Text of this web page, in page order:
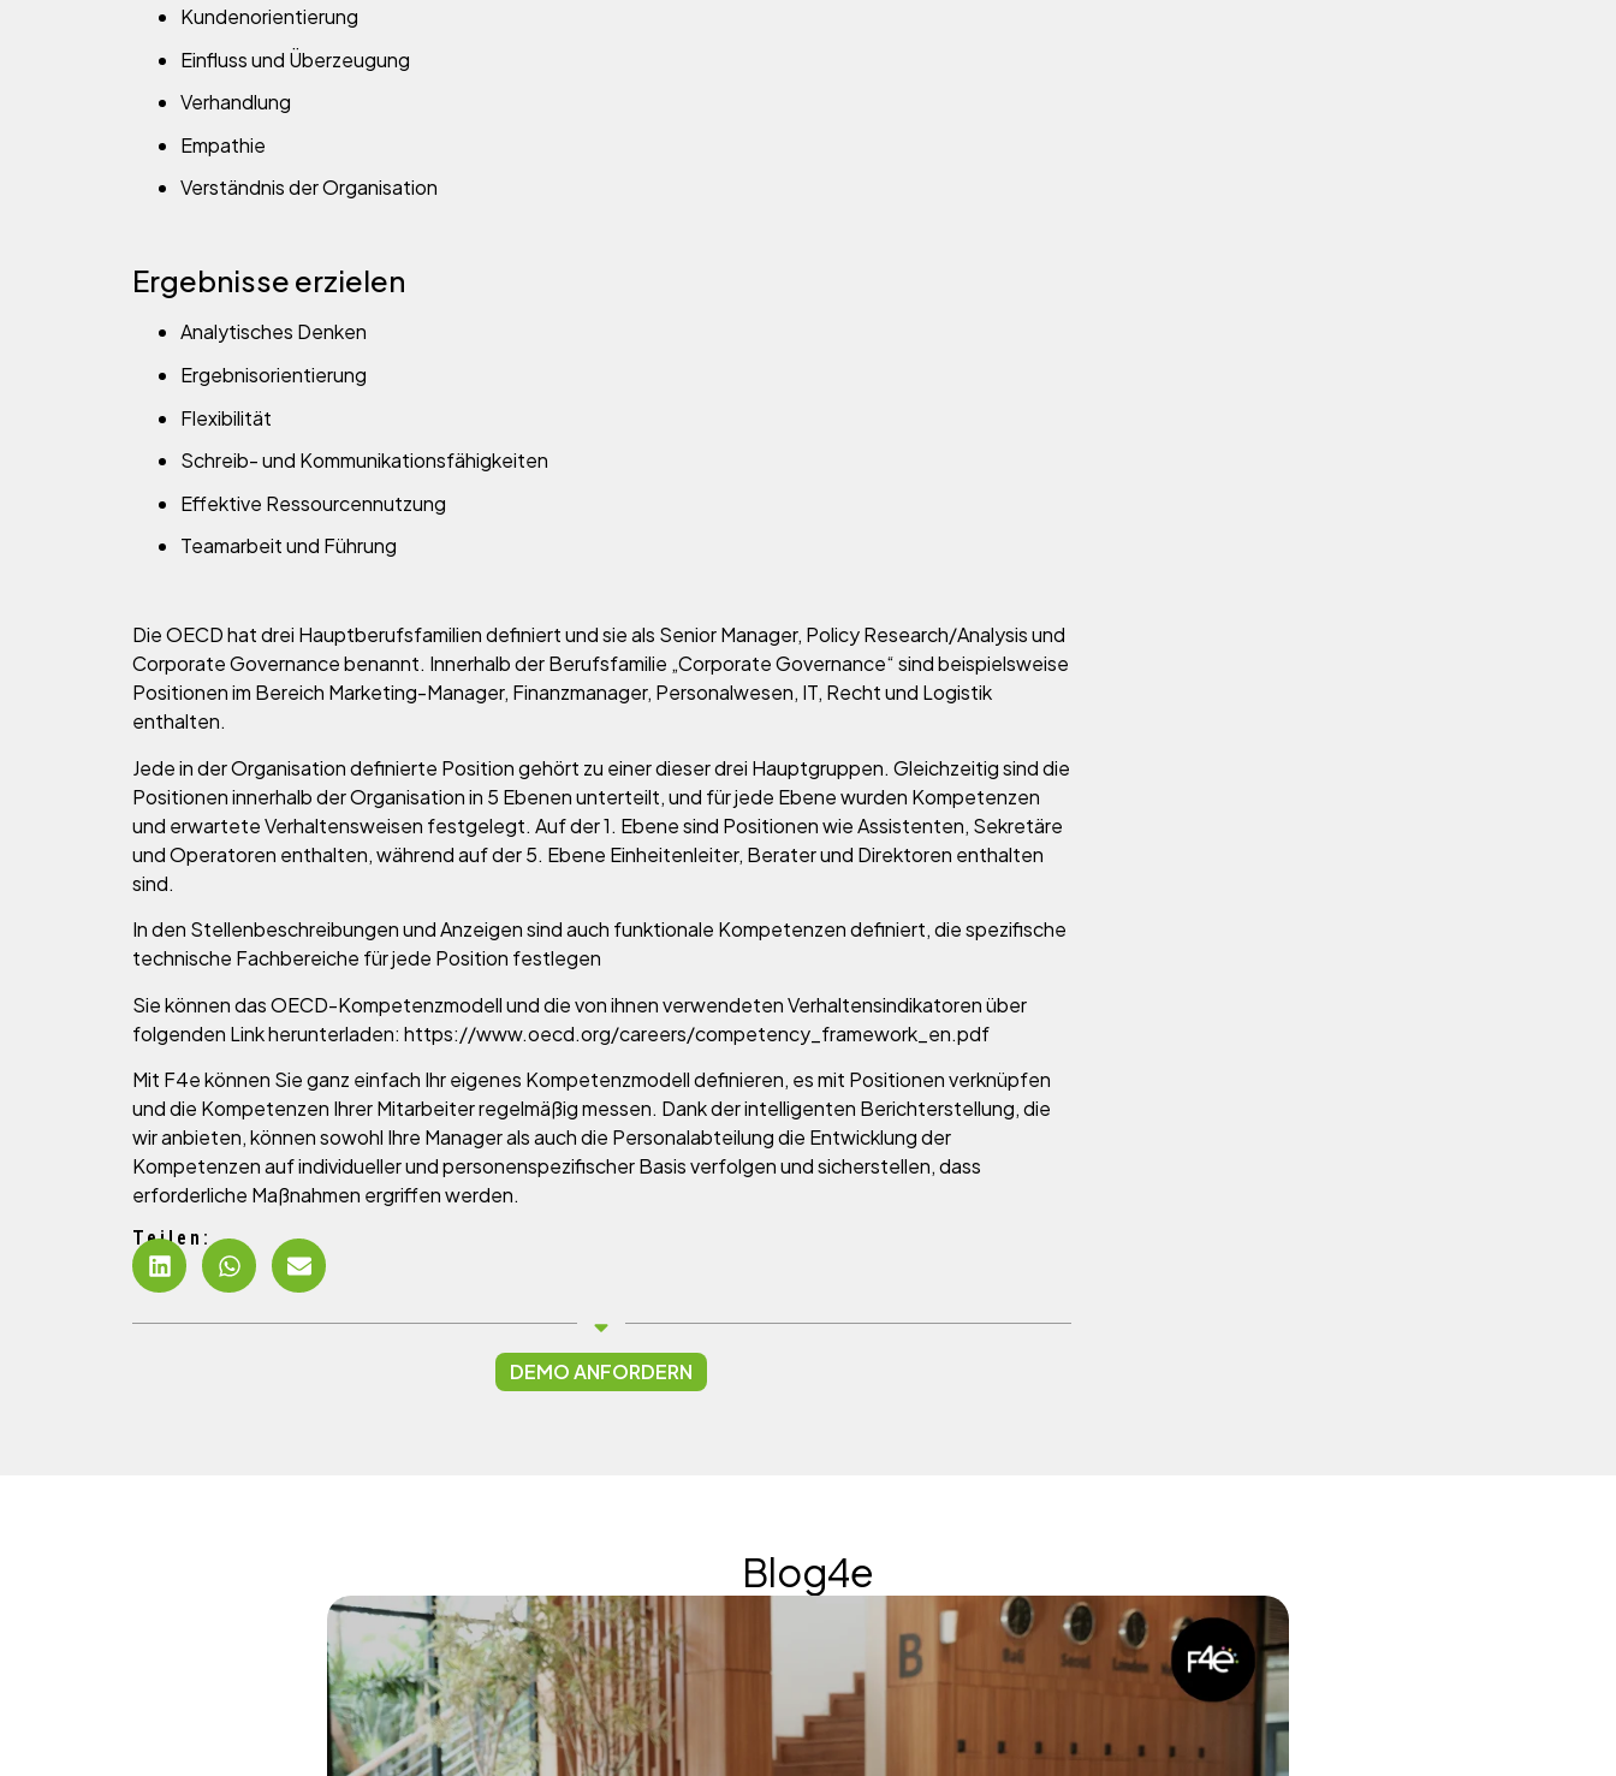
Kundenorientierung
Einfluss und Überzeugung
Verhandlung
Empathie
Verständnis der Organisation
Ergebnisse erzielen
Analytisches Denken
Ergebnisorientierung
Flexibilität
Schreib- und Kommunikationsfähigkeiten
Effektive Ressourcennutzung
Teamarbeit und Führung
Die OECD hat drei Hauptberufsfamilien definiert und sie als Senior Manager, Policy Research/Analysis und
Corporate Governance benannt. Innerhalb der Berufsfamilie „Corporate Governance“ sind beispielsweise
Positionen im Bereich Marketing-Manager, Finanzmanager, Personalwesen, IT, Recht und Logistik
enthalten.
Jede in der Organisation definierte Position gehört zu einer dieser drei Hauptgruppen. Gleichzeitig sind die
Positionen innerhalb der Organisation in 5 Ebenen unterteilt, und für jede Ebene wurden Kompetenzen
und erwartete Verhaltensweisen festgelegt. Auf der 1. Ebene sind Positionen wie Assistenten, Sekretäre
und Operatoren enthalten, während auf der 5. Ebene Einheitenleiter, Berater und Direktoren enthalten
sind.
In den Stellenbeschreibungen und Anzeigen sind auch funktionale Kompetenzen definiert, die spezifische
technische Fachbereiche für jede Position festlegen
Sie können das OECD-Kompetenzmodell und die von ihnen verwendeten Verhaltensindikatoren über
folgenden Link herunterladen: https://www.oecd.org/careers/competency_framework_en.pdf
Mit F4e können Sie ganz einfach Ihr eigenes Kompetenzmodell definieren, es mit Positionen verknüpfen
und die Kompetenzen Ihrer Mitarbeiter regelmäßig messen. Dank der intelligenten Berichterstellung, die
wir anbieten, können sowohl Ihre Manager als auch die Personalabteilung die Entwicklung der
Kompetenzen auf individueller und personenspezifischer Basis verfolgen und sicherstellen, dass
erforderliche Maßnahmen ergriffen werden.
Teilen:
DEMO ANFORDERN
Blog4e